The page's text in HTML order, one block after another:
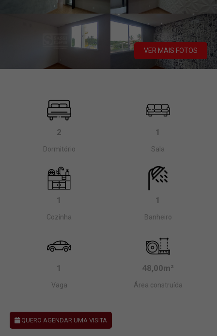
VER MAIS FOTOS
2
Dormitório
1
Sala
1
Cozinha
1
Banheiro
1
Vaga
48,00m²
Área construída
QUERO AGENDAR UMA VISITA